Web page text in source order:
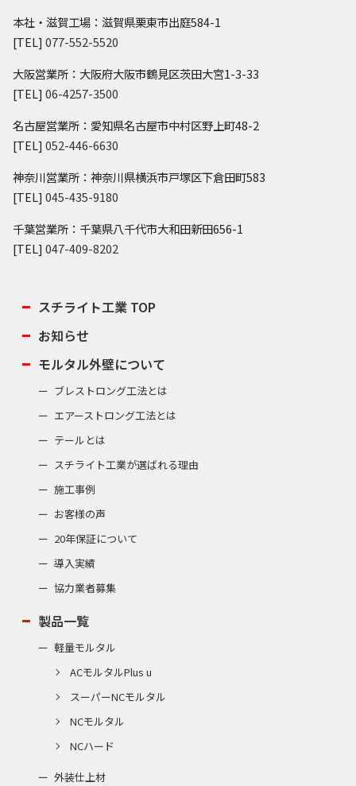
本社・滋賀工場：滋賀県栗東市出庭584-1
[TEL] 077-552-5520
大阪営業所：大阪府大阪市鶴見区茨田大宮1-3-33
[TEL] 06-4257-3500
名古屋営業所：愛知県名古屋市中村区野上町48-2
[TEL] 052-446-6630
神奈川営業所：神奈川県横浜市戸塚区下倉田町583
[TEL] 045-435-9180
千葉営業所：千葉県八千代市大和田新田656-1
[TEL] 047-409-8202
スチライト工業 TOP
お知らせ
モルタル外壁について
ブレストロング工法とは
エアーストロング工法とは
テールとは
スチライト工業が選ばれる理由
施工事例
お客様の声
20年保証について
導入実績
協力業者募集
製品一覧
軽量モルタル
ACモルタルPlus u
スーパーNCモルタル
NCモルタル
NCハード
外装仕上材